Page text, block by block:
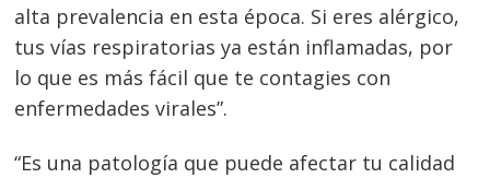
alta prevalencia en esta época. Si eres alérgico,
tus vías respiratorias ya están inflamadas, por
lo que es más fácil que te contagies con
enfermedades virales”.
“Es una patología que puede afectar tu calidad